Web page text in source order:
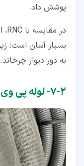
پوشش داد.
بسیار آسان است؛
به دور دیوار چرخاند.
۲‏-‏۷‏- لوله پی وی سی (PVC)